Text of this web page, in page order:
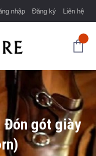
nhập Đăng ký Liên hệ
Đón gót giày